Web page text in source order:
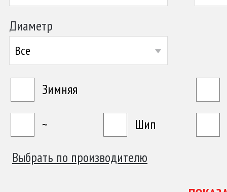
Диаметр
Все
Зимняя
~
Шип
Выбрать по производителю